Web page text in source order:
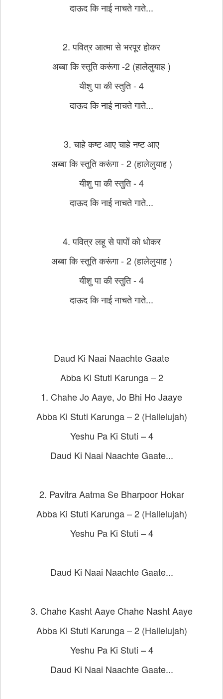
दाऊद कि नाई नाचते गाते...
2. पवित्र आत्मा से भरपूर होकर
अब्बा कि स्तूति करूंगा -2 (हालेलुयाह )
यीशु पा की स्तुति - 4
दाऊद कि नाई नाचते गाते...
3. चाहे कष्ट आए चाहे नष्ट आए
अब्बा कि स्तूति करूंगा - 2 (हालेलुयाह )
यीशु पा की स्तुति - 4
दाऊद कि नाई नाचते गाते...
4. पवित्र लहू से पापों को धोकर
अब्बा कि स्तूति करूंगा - 2 (हालेलुयाह )
यीशु पा की स्तुति - 4
दाऊद कि नाई नाचते गाते...
Daud Ki Naai Naachte Gaate
Abba Ki Stuti Karunga – 2
1. Chahe Jo Aaye, Jo Bhi Ho Jaaye
Abba Ki Stuti Karunga – 2 (Hallelujah)
Yeshu Pa Ki Stuti – 4
Daud Ki Naai Naachte Gaate...
2. Pavitra Aatma Se Bharpoor Hokar
Abba Ki Stuti Karunga – 2 (Hallelujah)
Yeshu Pa Ki Stuti – 4
Daud Ki Naai Naachte Gaate...
3. Chahe Kasht Aaye Chahe Nasht Aaye
Abba Ki Stuti Karunga – 2 (Hallelujah)
Yeshu Pa Ki Stuti – 4
Daud Ki Naai Naachte Gaate...